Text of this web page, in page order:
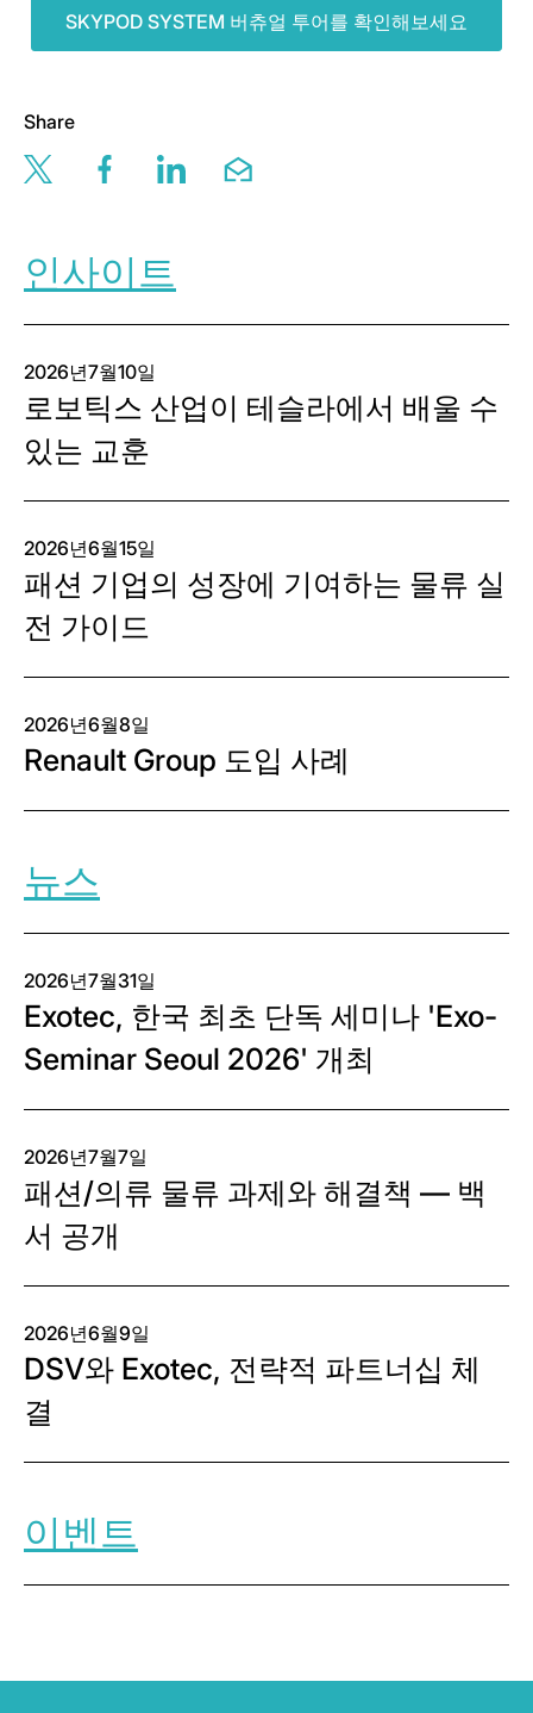
SKYPOD SYSTEM 버츄얼 투어를 확인해보세요
Share
Share this page via twitter
Share this page via facebook
Share this page via linkedin
Share this page via email
인사이트
2026년7월10일
로보틱스 산업이 테슬라에서 배울 수
있는 교훈
2026년6월15일
패션 기업의 성장에 기여하는 물류 실
전 가이드
2026년6월8일
Renault Group 도입 사례
뉴스
2026년7월31일
Exotec, 한국 최초 단독 세미나 'Exo-
Seminar Seoul 2026' 개최
2026년7월7일
패션/의류 물류 과제와 해결책 — 백
서 공개
2026년6월9일
DSV와 Exotec, 전략적 파트너십 체
결
이벤트